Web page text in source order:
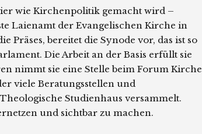
wie Kirchenpolitik gemacht wird –
Laienamt der Evangelischen Kirche in
Präses, bereitet die Synode vor, das ist so
Die Arbeit an der Basis erfüllt sie
nimmt sie eine Stelle beim Forum Kirche
viele Beratungsstellen und
Studienhaus versammelt.
und sichtbar zu machen.